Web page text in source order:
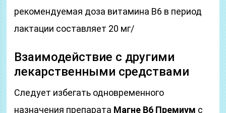
рекомендуемая доза витамина B6 в период
лактации составляет 20 мг/
Взаимодействие с другими
лекарственными средствами
Следует избегать одновременного
назначения препарата Магне B6 Премиум с